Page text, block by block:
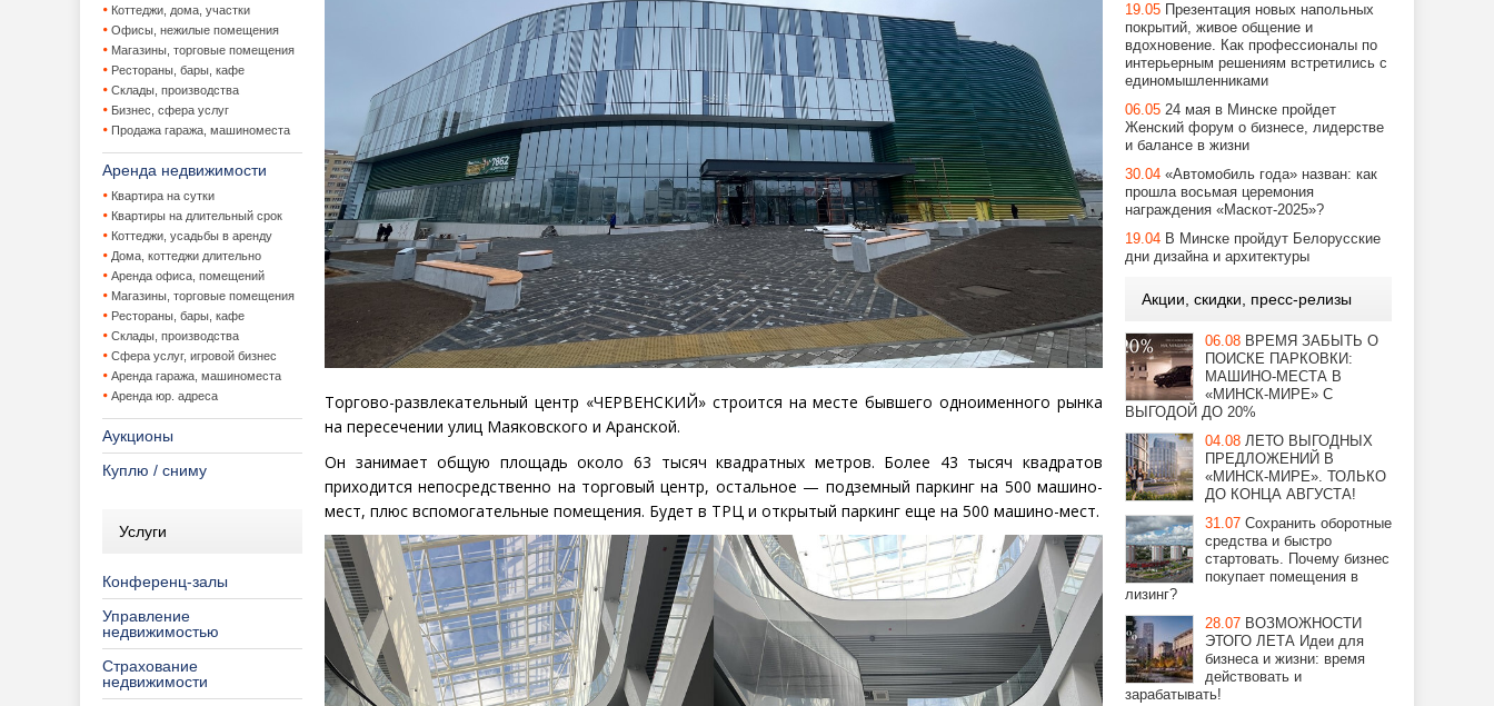
Коттеджи, дома, участки
Офисы, нежилые помещения
Магазины, торговые помещения
Рестораны, бары, кафе
Склады, производства
Бизнес, сфера услуг
Продажа гаража, машиноместа
Аренда недвижимости
Квартира на сутки
Квартиры на длительный срок
Коттеджи, усадьбы в аренду
Дома, коттеджи длительно
Аренда офиса, помещений
Магазины, торговые помещения
Рестораны, бары, кафе
Склады, производства
Сфера услуг, игровой бизнес
Аренда гаража, машиноместа
Аренда юр. адреса
Аукционы
Куплю / сниму
Услуги
Конференц-залы
Управление
недвижимостью
Страхование
недвижимости
Торгово-развлекательный центр «ЧЕРВЕНСКИЙ» строится на месте бывшего одноименного рынка
на пересечении улиц Маяковского и Аранской.
Он занимает общую площадь около 63 тысяч квадратных метров. Более 43 тысяч квадратов
приходится непосредственно на торговый центр, остальное — подземный паркинг на 500 машино-
мест, плюс вспомогательные помещения. Будет в ТРЦ и открытый паркинг еще на 500 машино-мест.
19.05 Презентация новых напольных
покрытий, живое общение и
вдохновение. Как профессионалы по
интерьерным решениям встретились с
единомышленниками
06.05 24 мая в Минске пройдет
Женский форум о бизнесе, лидерстве
и балансе в жизни
30.04 «Автомобиль года» назван: как
прошла восьмая церемония
награждения «Маскот-2025»?
19.04 В Минске пройдут Белорусские
дни дизайна и архитектуры
Акции, скидки, пресс-релизы
06.08 ВРЕМЯ ЗАБЫТЬ О
ПОИСКЕ ПАРКОВКИ:
МАШИНО-МЕСТА В
«МИНСК-МИРЕ» С
ВЫГОДОЙ ДО 20%
04.08 ЛЕТО ВЫГОДНЫХ
ПРЕДЛОЖЕНИЙ В
«МИНСК-МИРЕ». ТОЛЬКО
ДО КОНЦА АВГУСТА!
31.07 Сохранить оборотные
средства и быстро
стартовать. Почему бизнес
покупает помещения в
лизинг?
28.07 ВОЗМОЖНОСТИ
ЭТОГО ЛЕТА Идеи для
бизнеса и жизни: время
действовать и
зарабатывать!